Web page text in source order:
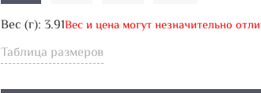
Вес (г): 3.91Вес и цена могут незначительно
Таблица размеров